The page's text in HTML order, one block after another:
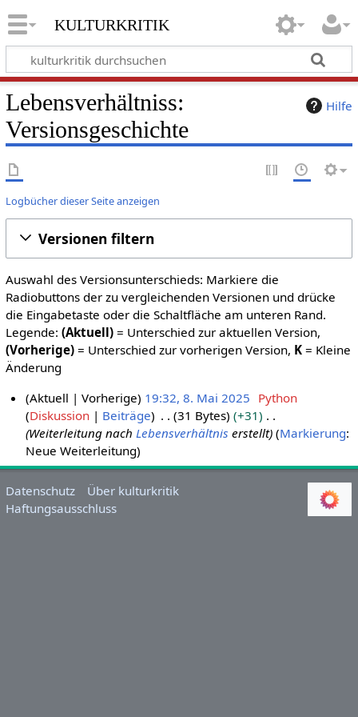
kulturkritik
Hilfe
Lebensverhältniss:
Versionsgeschichte
Logbücher dieser Seite anzeigen
Versionen filtern
Auswahl des Versionsunterschieds: Markiere die
Radiobuttons der zu vergleichenden Versionen und drücke
die Eingabetaste oder die Schaltfläche am unteren Rand.
Legende: (Aktuell)= Unterschied zur aktuellen Version,
(Vorherige)= Unterschied zur vorherigen Version, K= Kleine
Änderung
a
i
2
Aktuell Vorherige 19:32, 8. Mai 2025 Python
Diskussion
Beiträge 31 Bytes
+31
Weiterleitung nachLebensverhältnis erstellt Markierung:
Neue Weiterleitung
Datenschutz
Über kulturkritik
Haftungsausschluss